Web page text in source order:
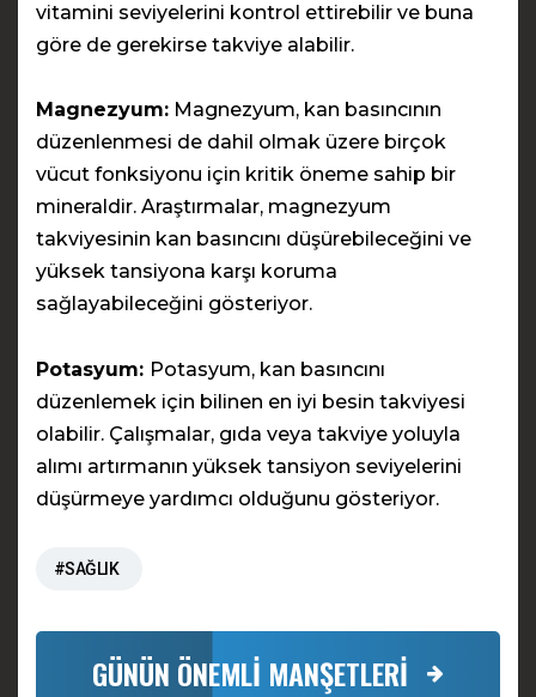
vitamini seviyelerini kontrol ettirebilir ve buna
göre de gerekirse takviye alabilir.
Magnezyum: Magnezyum, kan basıncının
düzenlenmesi de dahil olmak üzere birçok
vücut fonksiyonu için kritik öneme sahip bir
mineraldir. Araştırmalar, magnezyum
takviyesinin kan basıncını düşürebileceğini ve
yüksek tansiyona karşı koruma
sağlayabileceğini gösteriyor.
Potasyum: Potasyum, kan basıncını
düzenlemek için bilinen en iyi besin takviyesi
olabilir. Çalışmalar, gıda veya takviye yoluyla
alımı artırmanın yüksek tansiyon seviyelerini
düşürmeye yardımcı olduğunu gösteriyor.
#SAĞLIK
GÜNÜN ÖNEMLİ MANŞETLERİ